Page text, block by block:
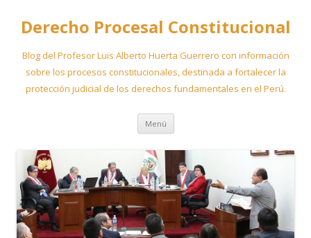
Derecho Procesal Constitucional
Blog del Profesor Luis Alberto Huerta Guerrero con información
sobre los procesos constitucionales, destinada a fortalecer la
protección judicial de los derechos fundamentales en el Perú.
Menú Ir
contenido